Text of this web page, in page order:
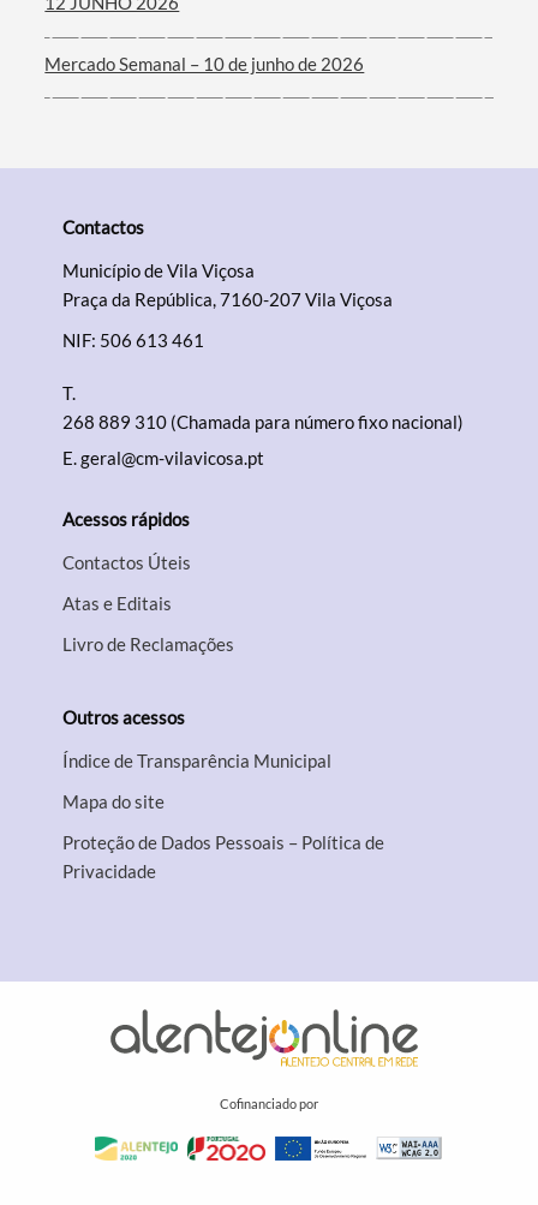
Mercado Semanal – 10 de junho de 2026
Contactos
Município de Vila Viçosa
Praça da República, 7160-207 Vila Viçosa
NIF: 506 613 461
T.
268 889 310 (Chamada para número fixo nacional)
E.geral@cm-vilavicosa.pt
Acessos rápidos
Contactos Úteis
Atas e Editais
Livro de Reclamações
Outros acessos
Índice de Transparência Municipal
Mapa do site
Proteção de Dados Pessoais – Política de
Privacidade
Cofinanciado por